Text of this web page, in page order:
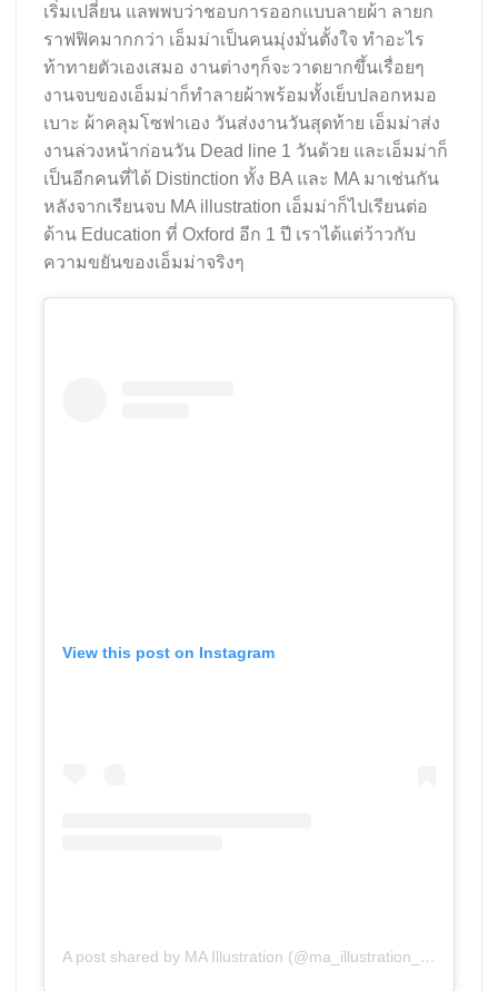
เริ่มเปลี่ยน แลพพบว่าชอบการออกแบบลายผ้า ลายก
ราฟฟิคมากกว่า เอ็มม่าเป็นคนมุ่งมั่นตั้งใจ ทำอะไร
ท้าทายตัวเองเสมอ งานต่างๆก็จะวาดยากขึ้นเรื่อยๆ
งานจบของเอ็มม่าก็ทำลายผ้าพร้อมทั้งเย็บปลอกหมอ
เบาะ ผ้าคลุมโซฟาเอง วันส่งงานวันสุดท้าย เอ็มม่าส่ง
งานล่วงหน้าก่อนวัน Dead line 1 วันด้วย และเอ็มม่าก็
เป็นอีกคนที่ได้ Distinction ทั้ง BA และ MA มาเช่นกัน
หลังจากเรียนจบ MA illustration เอ็มม่าก็ไปเรียนต่อ
ด้าน Education ที่ Oxford อีก 1 ปี เราได้แต่ว้าวกับ
ความขยันของเอ็มม่าจริงๆ
View this post on Instagram
A post shared by MA Illustration (@ma_illustration_aub)